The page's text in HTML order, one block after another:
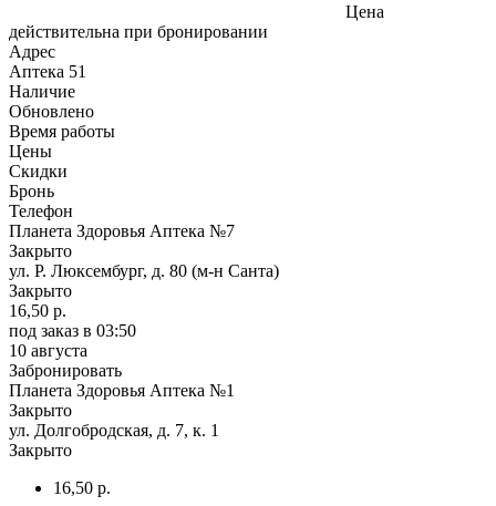
Цена
действительна при бронировании
Адрес
Аптека 51
Наличие
Обновлено
Время работы
Цены
Скидки
Бронь
Телефон
Планета Здоровья Аптека №7
Закрыто
ул. Р. Люксембург, д. 80 (м-н Санта)
Закрыто
16,50 р.
под заказ в 03:50
10 августа
Забронировать
Планета Здоровья Аптека №1
Закрыто
ул. Долгобродская, д. 7, к. 1
Закрыто
16,50 р.